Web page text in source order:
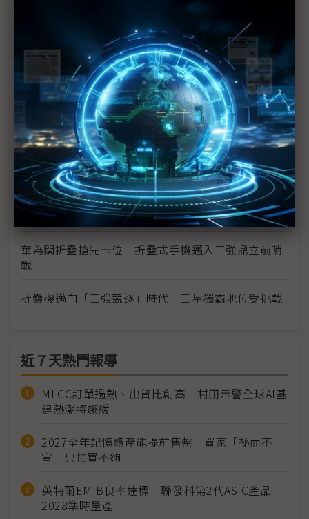
蘋果將拉抬折疊機均價 書本式成高階市場主流
蘋果、三星與華為齊攻折疊機 下半年市場戰火升溫
蘋果折疊機推升寬螢幕趨勢 供應鏈迎出貨與ASP雙
鉸鏈問題已解決！ 蘋果折疊iPhone傳7月量產、9月
如期發表
零組件漲價壓力浮現 三星2026折疊機出貨目標趨保
華為闊折疊搶先卡位 折疊式手機邁入三強鼎立前哨
戰
折疊機邁向「三強競逐」時代 三星獨霸地位受挑戰
近７天熱門報導
MLCC訂單過熱、出貨比創高 村田示警全球AI基
建熱潮將趨緩
2027全年記憶體產能提前售罄 買家「祕而不
宣」只怕買不夠
英特爾EMIB良率達標 聯發科第2代ASIC產品
2028準時量產